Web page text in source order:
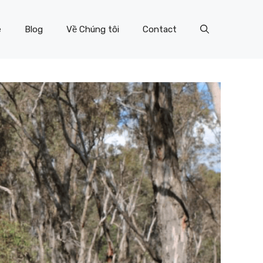
Blog Về Chúng tôi Contact